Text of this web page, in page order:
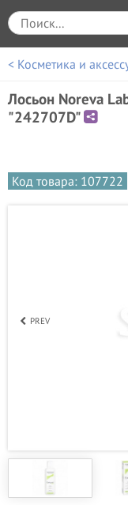
< Косметика и
Лосьон Noreva
"242707D"
Код товара: 107722
PREV